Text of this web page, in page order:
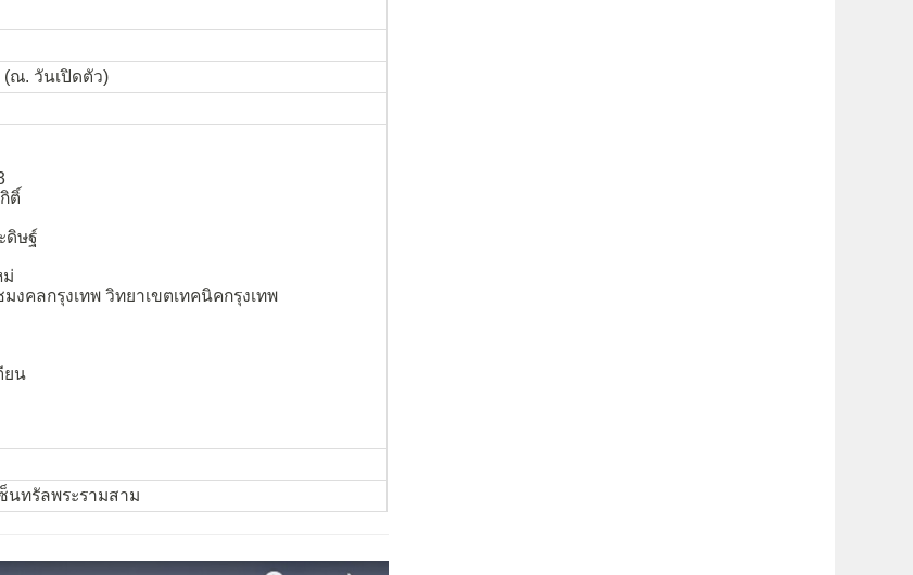
(ณ. วันเปิดตัว)
ติ์
ดิษฐ์
ม่
งคลกรุงเทพ วิทยาเขตเทคนิคกรุงเทพ
ยน
นทรัลพระรามสาม